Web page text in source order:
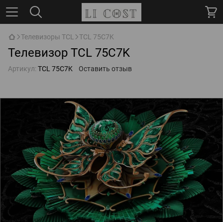
Телевизоры TCL TCL 75C7K
Телевизор TCL 75C7K
Артикул: TCL 75C7K Оставить отзыв